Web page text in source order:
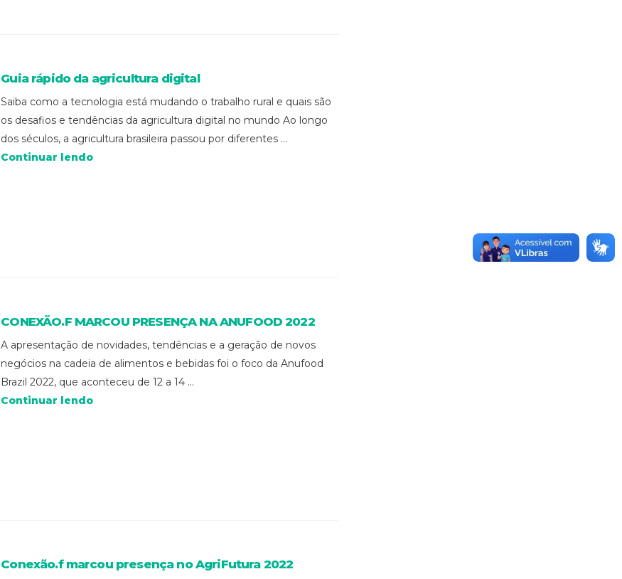
Guia rápido da agricultura digital
Saiba como a tecnologia está mudando o trabalho rural e quais são
os desafios e tendências da agricultura digital no mundo Ao longo
dos séculos, a agricultura brasileira passou por diferentes ...
Continuar lendo
CONEXÃO.F MARCOU PRESENÇA NA ANUFOOD 2022
A apresentação de novidades, tendências e a geração de novos
negócios na cadeia de alimentos e bebidas foi o foco da Anufood
Brazil 2022, que aconteceu de 12 a 14 ...
Continuar lendo
Conexão.f marcou presença no AgriFutura 2022